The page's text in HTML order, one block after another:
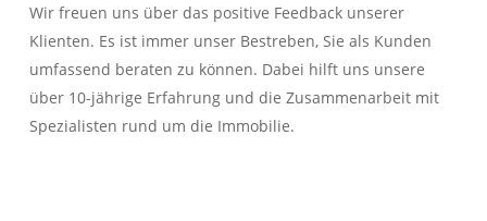
Wir freuen uns über das positive Feedback unserer
Klienten. Es ist immer unser Bestreben, Sie als Kunden
umfassend beraten zu können. Dabei hilft uns unsere
über 10-jährige Erfahrung und die Zusammenarbeit mit
Spezialisten rund um die Immobilie.